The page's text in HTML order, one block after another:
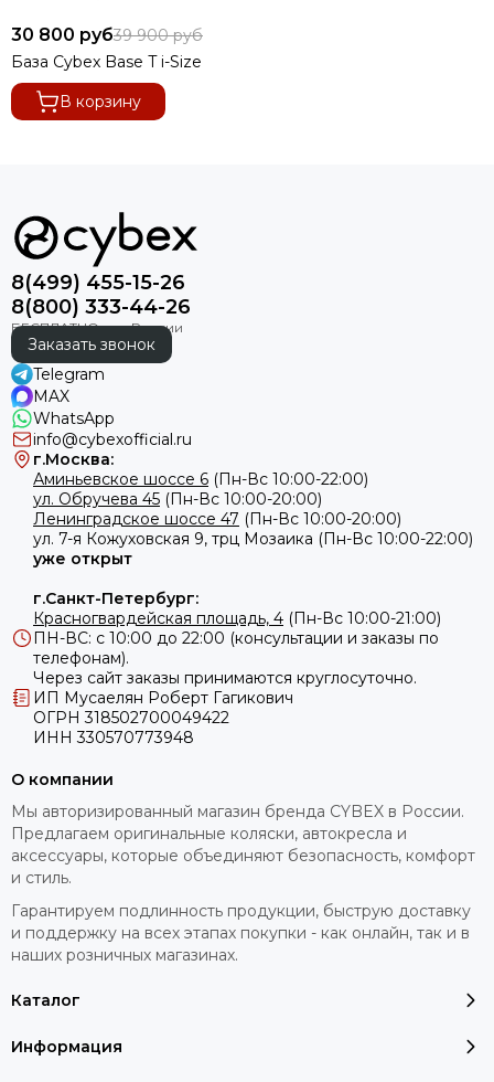
30 800 руб39 900 руб
База Cybex Base T i-Size
В корзину
8(499) 455-15-26
8(800) 333-44-26
Заказать звонок
Telegram
MAX
WhatsApp
info@cybexofficial.ru
г.Москва:
Аминьевское шоссе 6 (Пн-Вс 10:00-22:00)
ул. Обручева 45 (Пн-Вс 10:00-20:00)
Ленинградское шоссе 47 (Пн-Вс 10:00-20:00)
ул. 7-я Кожуховская 9, трц Мозаика (Пн-Вс 10:00-22:00)
уже открыт
г.Санкт-Петербург:
Красногвардейская площадь, 4 (Пн-Вс 10:00-21:00)
ПН-ВС: с 10:00 до 22:00 (консультации и заказы по
телефонам).
Через сайт заказы принимаются круглосуточно.
ИП Мусаелян Роберт Гагикович
ОГРН 318502700049422
ИНН 330570773948
Каталог
Информация
О компании
Мы авторизированный магазин бренда CYBEX в России.
Предлагаем оригинальные коляски, автокресла и
аксессуары, которые объединяют безопасность, комфорт
и стиль.
Гарантируем подлинность продукции, быструю доставку
и поддержку на всех этапах покупки - как онлайн, так и в
наших розничных магазинах.